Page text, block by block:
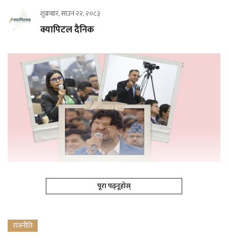
शुक्रबार, साउन २२, २०८३
क्यापिटल दैनिक
पूरा पढ्नूहोस्
राजनीति